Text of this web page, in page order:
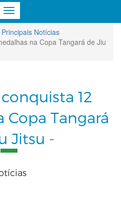
Menu
de
NavegaçãoNotícias
na Copa Tangará de Jiu
12
Copa Tangará
Jitsu -